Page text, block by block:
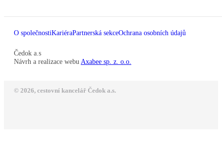
O společnostiKariéraPartnerská sekceOchrana osobních údajů
Čedok a.s
Návrh a realizace webu Axabee sp. z. o.o.
© 2026, cestovní kancelář Čedok a.s.